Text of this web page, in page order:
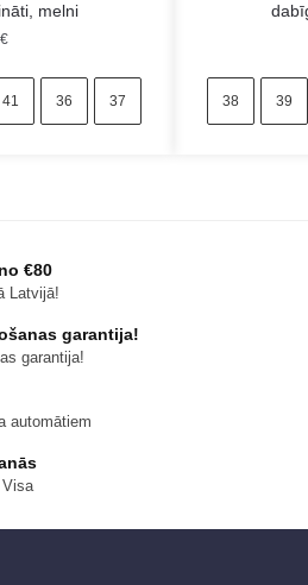
melni
€
41 36 37 38 39
€80
Latvijā!
garantija!
garantija!
automātiem
Visa